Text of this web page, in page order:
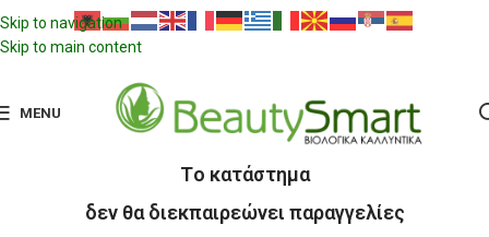
Skip to navigation
Skip to main content
MENU
Tο κατάστημα
δεν θα διεκπαιρεώνει παραγγελίες